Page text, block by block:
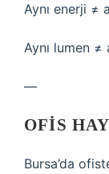
Aynı enerji ≠
Aynı lumen ≠
—
OFIS
Bursa’da